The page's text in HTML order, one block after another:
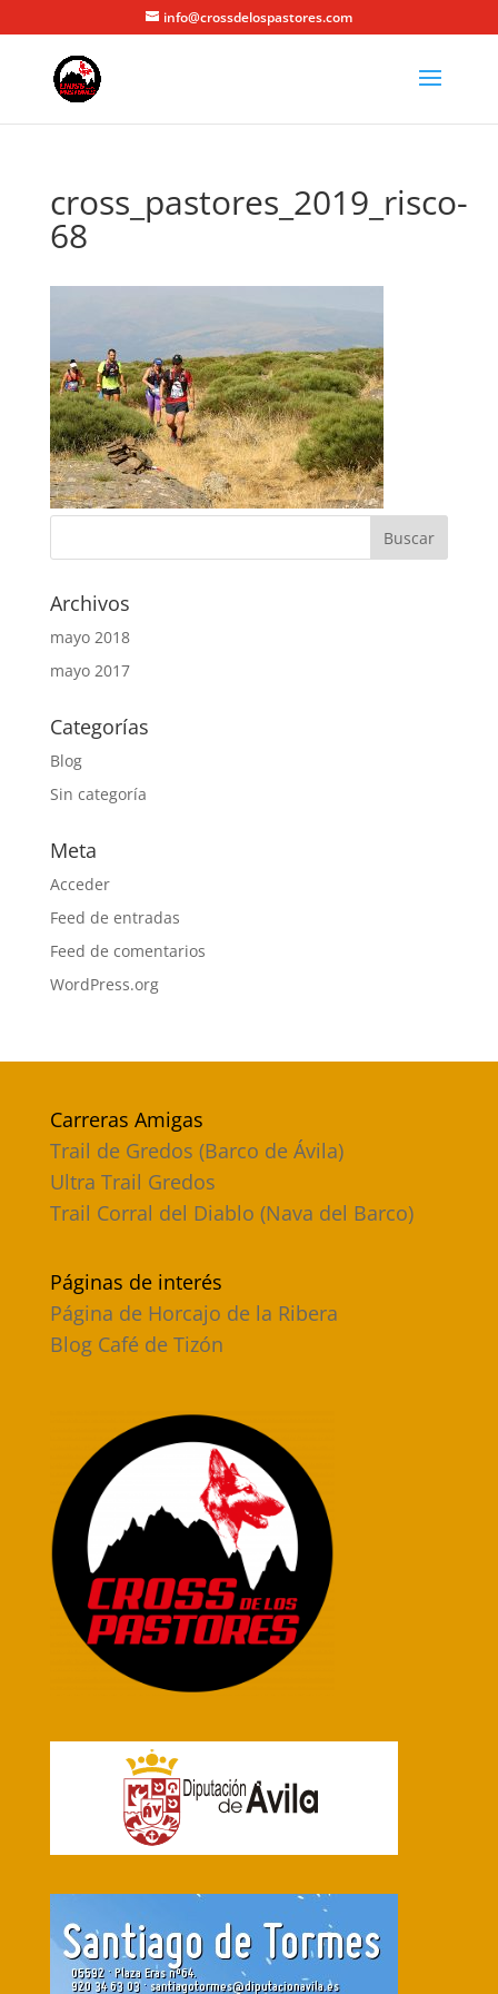
info@crossdelospastores.com
cross_pastores_2019_risco-
68
Archivos
mayo 2018
mayo 2017
Categorías
Blog
Sin categoría
Meta
Acceder
Feed de entradas
Feed de comentarios
WordPress.org
Carreras Amigas
Trail de Gredos (Barco de Ávila)
Ultra Trail Gredos
Trail Corral del Diablo (Nava del Barco)
Páginas de interés
Página de Horcajo de la Ribera
Blog Café de Tizón